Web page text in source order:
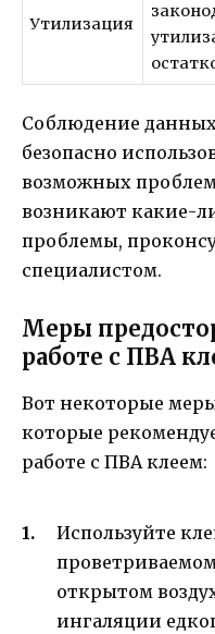
Утилизация
Соблюдение
безопасно
возможных проблем
возникают какие-
проблемы,
специалистом.
Меры
работе с ПВА
Вот некоторые
которые
работе с ПВА клеем:
Используйте
открытом
ингаляции